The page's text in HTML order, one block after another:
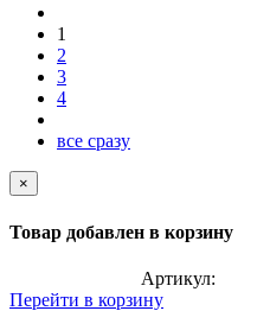
1
2
3
4
все сразу
×
Товар добавлен в корзину
Артикул:
Перейти в корзину